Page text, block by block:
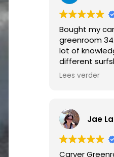
Bought my
greenroom
lot of
different
sells, and it
straigth away
different
teaches you
couple of
Lees verder
Jae
Carver